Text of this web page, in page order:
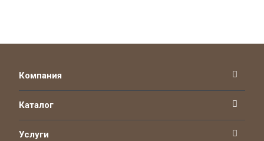
Компания
Каталог
Услуги